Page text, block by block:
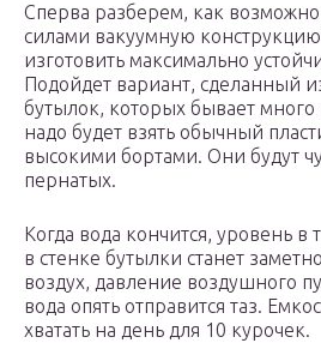
Сперва разберем, как
силами вакуумную
изготовить максимально
Подойдет вариант, сделанный
бутылок, которых бывает
надо будет взять обычный
высокими бортами. Они будут
пернатых.
Когда вода кончится, уровень в
в стенке бутылки станет
воздух, давление воздушного
вода опять отправится таз.
хватать на день для 10 курочек.